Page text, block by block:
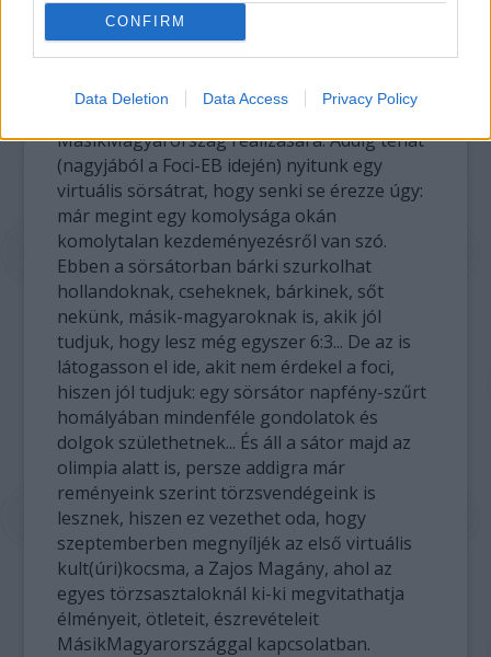
CONFIRM
Data Deletion Data Access Privacy Policy
elképzeléseiket, véleményeiket a
kezdeményezésről. Aztán a nyári
hónapokban „lazulunk” egy kicsit, hogy
legyen időnk az őszre tervezett, a
virtualitásból a valóságos létezésbe helyezett
MásikMagyarország realizására. Addig tehát
(nagyjából a Foci-EB idején) nyitunk egy
virtuális sörsátrat, hogy senki se érezze úgy:
már megint egy komolysága okán
komolytalan kezdeményezésről van szó.
Ebben a sörsátorban bárki szurkolhat
hollandoknak, cseheknek, bárkinek, sőt
nekünk, másik-magyaroknak is, akik jól
tudjuk, hogy lesz még egyszer 6:3... De az is
látogasson el ide, akit nem érdekel a foci,
hiszen jól tudjuk: egy sörsátor napfény-szűrt
homályában mindenféle gondolatok és
dolgok születhetnek... És áll a sátor majd az
olimpia alatt is, persze addigra már
reményeink szerint törzsvendégeink is
lesznek, hiszen ez vezethet oda, hogy
szeptemberben megnyíljék az első virtuális
kult(úri)kocsma, a Zajos Magány, ahol az
egyes törzsasztaloknál ki-ki megvitathatja
élményeit, ötleteit, észrevételeit
MásikMagyarországgal kapcsolatban.